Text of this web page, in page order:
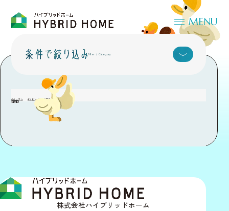
MENU
施工実績 子供室 Filter / Category
#キッチン #リビング #二世帯 #子供室
町田市
株式会社ハイブリッドホーム